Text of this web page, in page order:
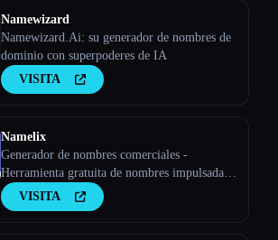
Namewizard
Namewizard.Ai: su generador de nombres de
dominio con superpoderes de IA
VISITA
Namelix
Generador de nombres comerciales -
Herramienta gratuita de nombres impulsada
por IA - Namelix
VISITA